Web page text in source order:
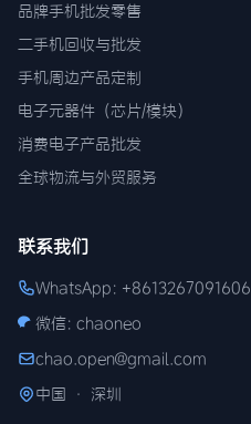
品牌手机批发零售
二手机回收与批发
手机周边产品定制
电子元器件（芯片/模块）
消费电子产品批发
全球物流与外贸服务
联系我们
WhatsApp: +8613267091606
微信: chaoneo
chao.open@gmail.com
中国 · 深圳